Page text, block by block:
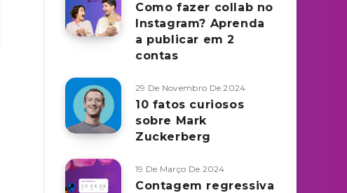
Como fazer collab no
Instagram? Aprenda
a publicar em 2
contas
29 De Novembro De 2024
10 fatos curiosos
sobre Mark
Zuckerberg
19 De Março De 2024
Contagem regressiva